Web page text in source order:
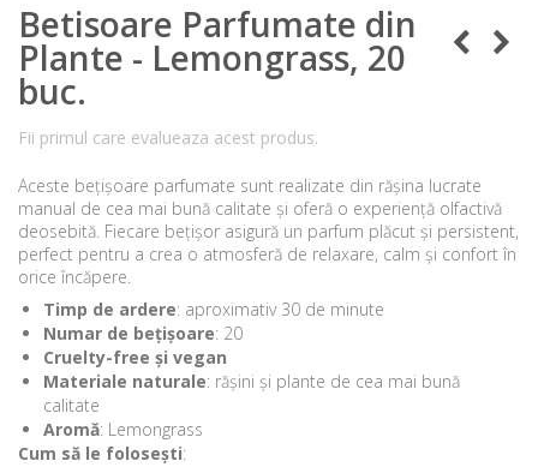
Betisoare Parfumate din
Plante - Lemongrass, 20
buc.
Fii primul care evalueaza acest produs.
Aceste bețișoare parfumate sunt realizate din rășina lucrate
manual de cea mai bună calitate și oferă o experiență olfactivă
deosebită. Fiecare bețișor asigură un parfum plăcut și persistent,
perfect pentru a crea o atmosferă de relaxare, calm și confort în
orice încăpere.
Timp de ardere: aproximativ 30 de minute
Numar de bețișoare: 20
Cruelty-free și vegan
Materiale naturale: rășini și plante de cea mai bună
calitate
Aromă: Lemongrass
Cum să le folosești: